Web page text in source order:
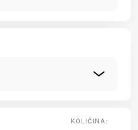
KOLIČINA: